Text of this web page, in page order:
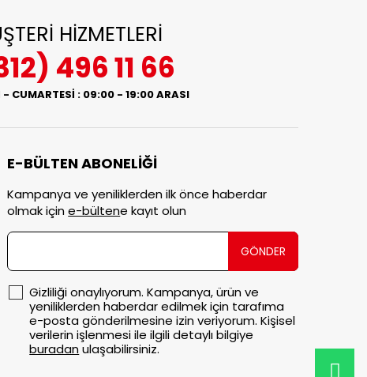
HİZMETLERİ
496 11 66
- CUMARTESİ : 09:00 - 19:00 ARASI
E-BÜLTEN ABONELİĞİ
Kampanya ve yeniliklerden ilk önce haberdar
olmak içine-bültene kayıt olun
GÖNDER
Gizliliği onaylıyorum. Kampanya, ürün ve
yeniliklerden haberdar edilmek için tarafıma
e-posta gönderilmesine izin veriyorum. Kişisel
verilerin işlenmesi ile ilgili detaylı bilgiye
buradanulaşabilirsiniz.